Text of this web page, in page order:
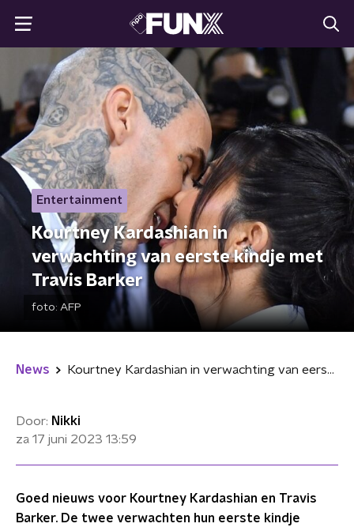
Entertainment
Kourtney Kardashian in
verwachting van eerste kindje met
Travis Barker
foto: AFP
News Kourtney Kardashian in verwachting van eerste kindje met Travis Barker
Door: Nikki
za 17 juni 2023 13:59
Goed nieuws voor Kourtney Kardashian en Travis
Barker. De twee verwachten hun eerste kindje